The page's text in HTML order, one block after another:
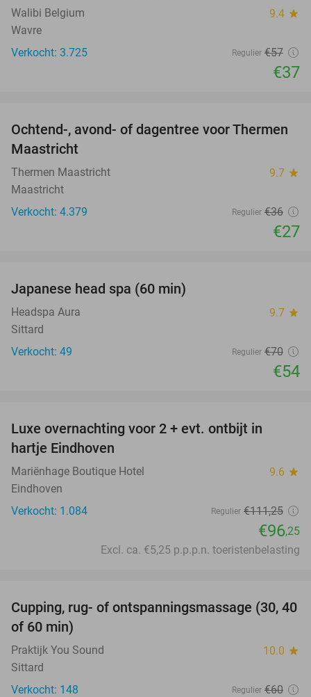
Walibi Belgium 9.4 star
Wavre
Verkocht: 3.725
Regulier €57
€37
25%
Ochtend-, avond- of dagentree voor Thermen
Maastricht
Thermen Maastricht 9.7 star
Maastricht
Verkocht: 4.379
Regulier €36
€27
Japanese head spa (60 min)
Headspa Aura 9.7 star
Sittard
Verkocht: 49
Regulier €70
€54
Luxe overnachting voor 2 + evt. ontbijt in
hartje Eindhoven
Mariënhage Boutique Hotel 9.6 star
Eindhoven
Verkocht: 1.084
Regulier €111,25
€96,25
Excl. ca. €5,25 p.p.p.n. toeristenbelasting
60%
Cupping, rug- of ontspanningsmassage (30, 40
of 60 min)
Praktijk You Sound 10.0 star
Sittard
Verkocht: 148
Regulier €60